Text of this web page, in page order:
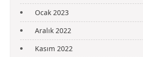
Ocak 2023
Aralık 2022
Kasım 2022